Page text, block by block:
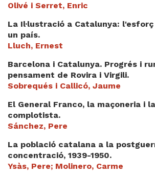
Entrevistes
El llibre de la setmana
Mirador
Termes legals
Olivé i Serret, Enric
La Il·lustració a Catalunya:
un país.
Lluch, Ernest
Barcelona i Catalunya. Progrés i
pensament de Rovira i Virgili.
Sobrequés i Callicó, Jaume
El General Franco, la maçoneria i
complotista.
Sánchez, Pere
La població catalana a la
concentració, 1939-1950.
Ysàs, Pere; Molinero, Carme